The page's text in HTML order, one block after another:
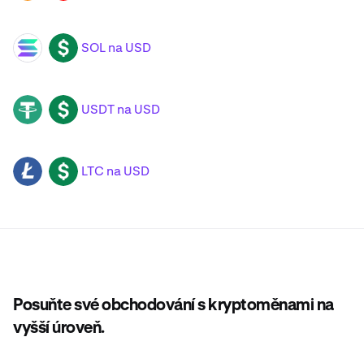
SOL USD SOL na USD
USDT USD USDT na USD
LTC USD LTC na USD
Posuňte své obchodování s kryptoměnami na
vyšší úroveň.